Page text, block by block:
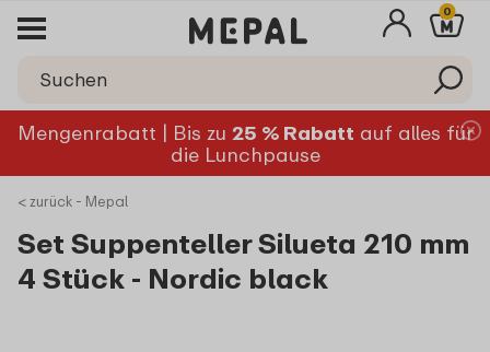
0
Mengenrabatt | Bis zu 25 % Rabatt auf alles für
die Lunchpause
< zurück - Mepal
Set Suppenteller Silueta 210 mm
4 Stück - Nordic black